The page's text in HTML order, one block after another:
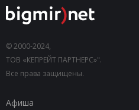
© 2000-2024,
ТОВ «КЕПРЕЙТ ПАРТНЕРС»".
Все права защищены.
Афиша